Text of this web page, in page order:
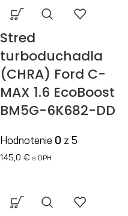
Stred
turboduchadla
(CHRA) Ford C-
MAX 1.6 EcoBoost
BM5G-6K682-DD
Hodnotenie 0 z 5
145,0 € s DPH